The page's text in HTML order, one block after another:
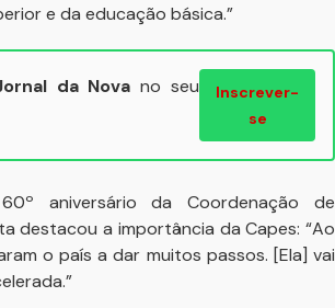
e da educação básica.”
da Nova no seu
Inscrever-
se
aniversário da Coordenação de
destacou a importância da Capes: “Ao
o país a dar muitos passos. [Ela] vai